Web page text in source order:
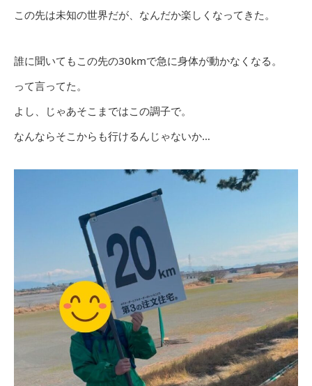
この先は未知の世界だが、なんだか楽しくなってきた。
誰に聞いてもこの先の30kmで急に身体が動かなくなる。
って言ってた。
よし、じゃあそこまではこの調子で。
なんならそこからも行けるんじゃないか…